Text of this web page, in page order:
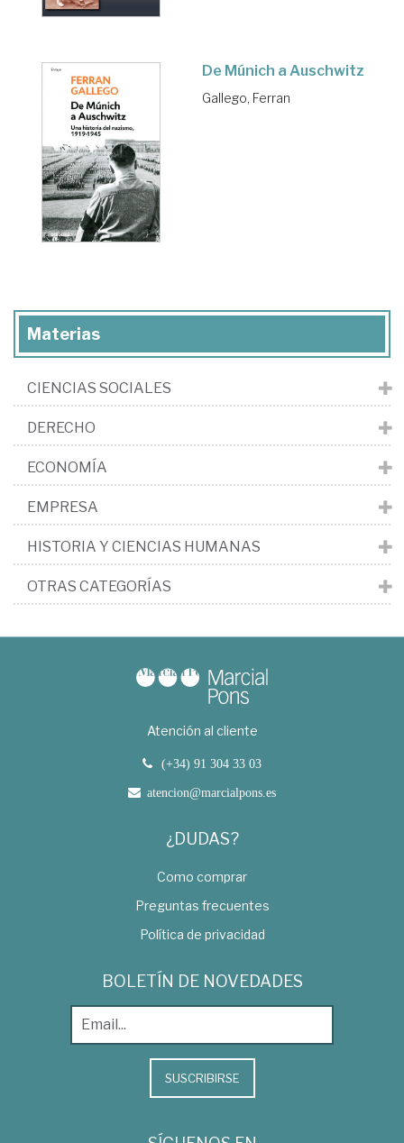
De Múnich a Auschwitz
Gallego, Ferran
Materias
CIENCIAS SOCIALES
DERECHO
ECONOMÍA
EMPRESA
HISTORIA Y CIENCIAS HUMANAS
OTRAS CATEGORÍAS
Atención al cliente
(+34) 91 304 33 03
atencion@marcialpons.es
¿DUDAS?
Como comprar
Preguntas frecuentes
Política de privacidad
BOLETÍN DE NOVEDADES
SUSCRIBIRSE